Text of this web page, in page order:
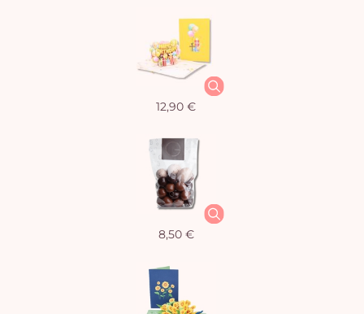
12,90 €
8,50 €